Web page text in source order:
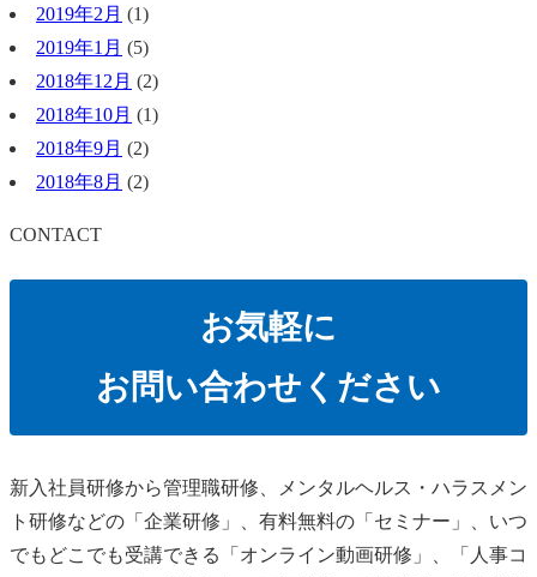
2019年2月 (1)
2019年1月 (5)
2018年12月 (2)
2018年10月 (1)
2018年9月 (2)
2018年8月 (2)
CONTACT
お気軽に
お問い合わせください
新⼊社員研修から管理職研修、メンタルヘルス・ハラスメン
ト研修などの「企業研修」、有料無料の「セミナー」、いつ
でもどこでも受講できる「オンライン動画研修」、「人事コ